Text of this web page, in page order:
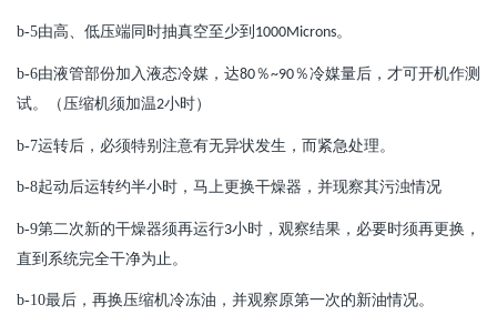
b-5由高、低压端同时抽真空至少到 1000Microns。
b-6由液管部份加入液态冷媒，达80％~90％冷媒量后，才可开机作测
试。（压缩机须加温2小时）
b-7运转后，必须特别注意有无异状发生，而紧急处理。
b-8起动后运转约半小时，马上更换干燥器，并现察其污浊情况
b-9第二次新的干燥器须再运行3小时，观察结果，必要时须再更换，
直到系统完全干净为止。
b-10最后，再换压缩机冷冻油，并观察原第一次的新油情况。